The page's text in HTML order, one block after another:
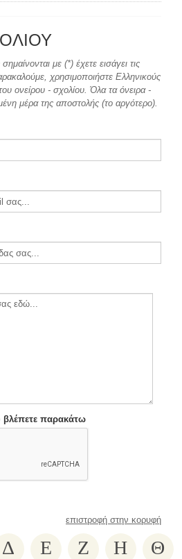
με (*) έχετε εισάγει τις
χρησιμοποιήστε Ελληνικούς
ονείρου - σχολίου. Όλα τα όνειρα -
μέρα της αποστολής (το αργότερο).
βλέπετε παρακάτω
επιστροφή στην κορυφή
Δ Ε Ζ Η Θ